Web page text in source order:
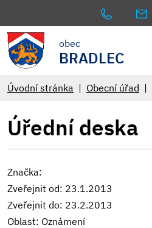
obec
BRADLEC
Úvodní stránka Obecní úřad
Úřední deska
Značka:
Zveřejnit od: 23.1.2013
Zveřejnit do: 23.2.2013
Oblast: Oznámení